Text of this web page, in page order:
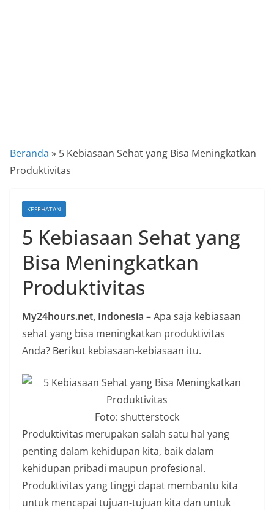
e
k
n
i
a
n
T
n
a
H
o
a
x
Beranda » 5 Kebiasaan Sehat yang Bisa Meningkatkan
Produktivitas
KESEHATAN
5 Kebiasaan Sehat yang
Bisa Meningkatkan
Produktivitas
My24hours.net, Indonesia – Apa saja kebiasaan
sehat yang bisa meningkatkan produktivitas
Anda? Berikut kebiasaan-kebiasaan itu.
Foto: shutterstock
Produktivitas merupakan salah satu hal yang
penting dalam kehidupan kita, baik dalam
kehidupan pribadi maupun profesional.
Produktivitas yang tinggi dapat membantu kita
untuk mencapai tujuan-tujuan kita dan untuk